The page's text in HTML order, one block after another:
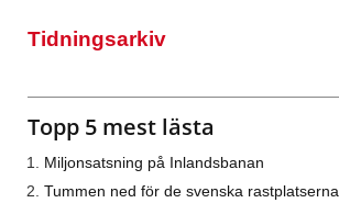
Tidningsarkiv
Topp 5 mest lästa
Miljonsatsning på Inlandsbanan
Tummen ned för de svenska rastplatserna